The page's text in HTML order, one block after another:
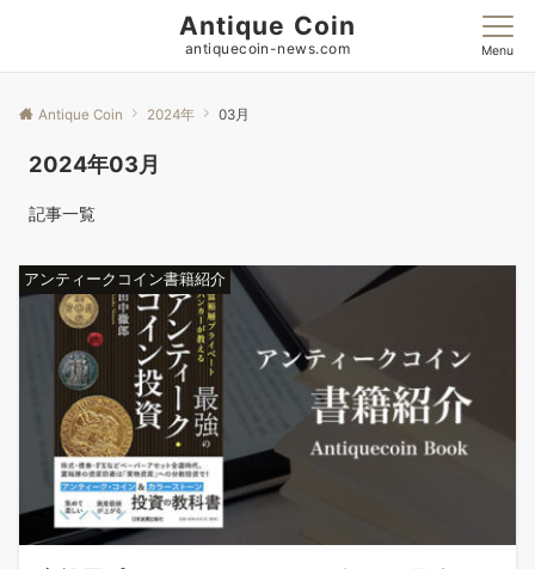
Antique Coin
antiquecoin-news.com Menu
Antique Coin 2024年 03月
2024年03月
記事一覧
アンティークコイン書籍紹介